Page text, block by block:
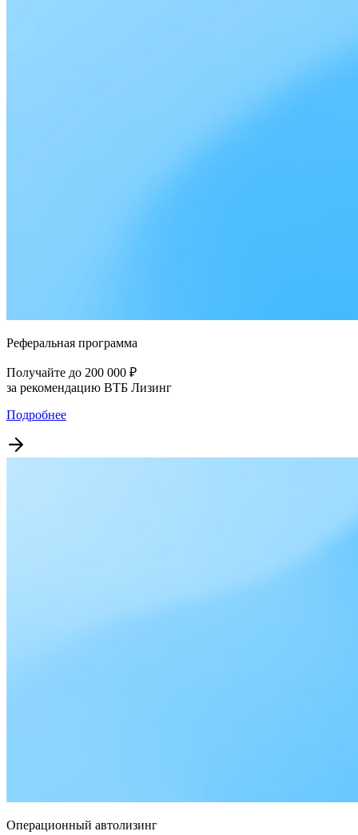
Реферальная программа
Получайте до 200 000 ₽
за рекомендацию ВТБ Лизинг
Подробнее
Операционный автолизинг